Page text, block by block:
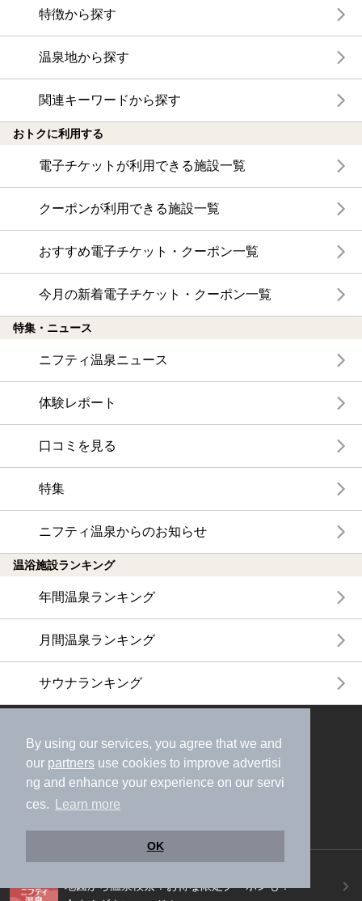
By using our services, you agree that we and
our partners use cookies to improve advertisi
ng and enhance your experience on our servi
ces.
Learn more
OK
特徴から探す
温泉地から探す
関連キーワードから探す
おトクに利用する
電子チケットが利用できる施設一覧
クーポンが利用できる施設一覧
おすすめ電子チケット・クーポン一覧
今月の新着電子チケット・クーポン一覧
特集・ニュース
ニフティ温泉ニュース
体験レポート
口コミを見る
特集
ニフティ温泉からのお知らせ
温浴施設ランキング
年間温泉ランキング
月間温泉ランキング
サウナランキング
おトク情報やクーポン情報を受け取ろう
地図から温泉検索！お得な限定クーポンも！